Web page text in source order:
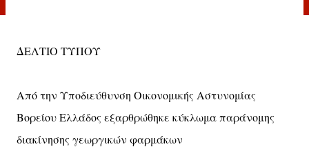
ΔΕΛΤΙΟ ΤΥΠΟΥ
Από την Υποδιεύθυνση Οικονομικής Αστυνομίας
Βορείου Ελλάδος εξαρθρώθηκε κύκλωμα παράνομης
διακίνησης γεωργικών φαρμάκων